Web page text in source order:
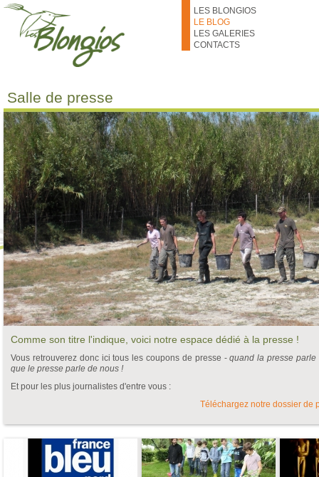
Aller au contenu principal
LES BLONGIOS
LE BLOG
LES GALERIES
CONTACTS
Salle de presse
Comme son titre l'indique, voici notre espace dédié à la presse !
Vous retrouverez donc ici tous les coupons de presse -quand la presse parle
que le presse parle de nous !
Et pour les plus journalistes d'entre vous :
Téléchargez notre dossier de
Pages